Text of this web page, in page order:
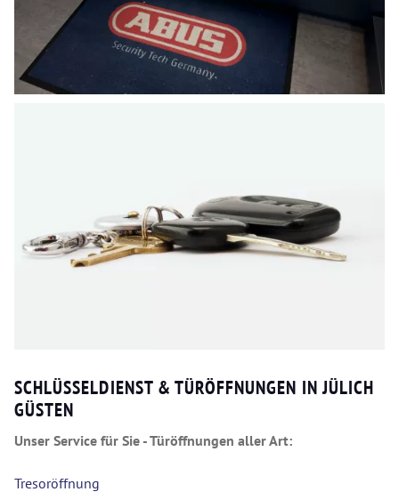
SCHLÜSSELDIENST & TÜRÖFFNUNGEN IN JÜLICH
GÜSTEN
Unser Service für Sie - Türöffnungen aller Art:
Tresoröffnung